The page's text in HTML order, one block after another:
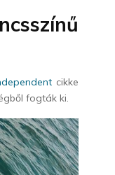
cikke
fogták ki.